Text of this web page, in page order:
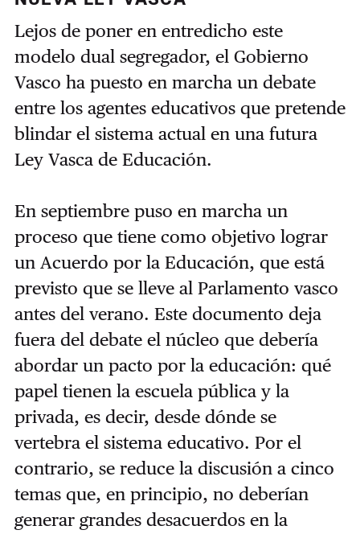
Lejos de poner en entredicho este
modelo dual segregador, el Gobierno
Vasco ha puesto en marcha un debate
entre los agentes educativos que pretende
blindar el sistema actual en una futura
Ley Vasca de Educación.
En septiembre puso en marcha un
proceso que tiene como objetivo lograr
un Acuerdo por la Educación, que está
previsto que se lleve al Parlamento vasco
antes del verano. Este documento deja
fuera del debate el núcleo que debería
abordar un pacto por la educación: qué
papel tienen la escuela pública y la
privada, es decir, desde dónde se
vertebra el sistema educativo. Por el
contrario, se reduce la discusión a cinco
temas que, en principio, no deberían
generar grandes desacuerdos en la